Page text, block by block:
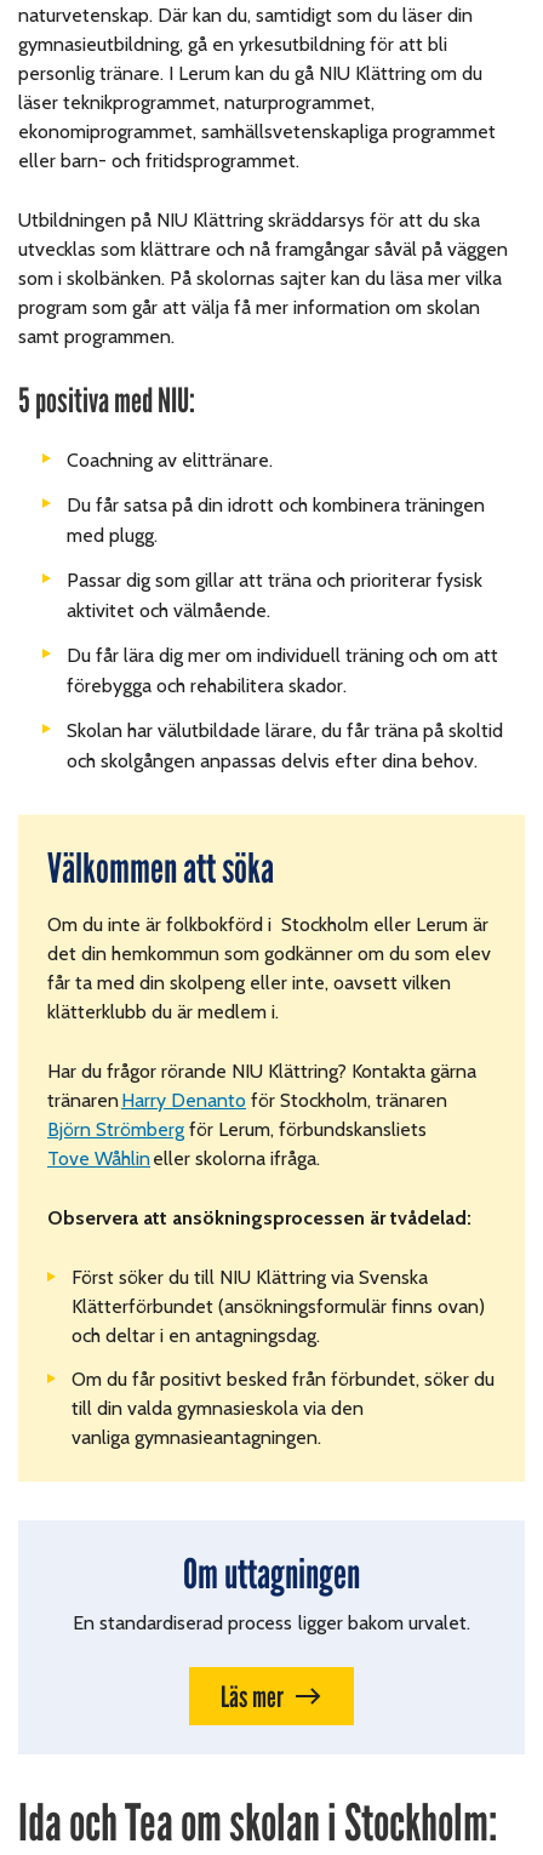
naturvetenskap. Där kan du, samtidigt som du läser din
gymnasieutbildning, gå en yrkesutbildning för att bli
personlig tränare. I Lerum kan du gå NIU Klättring om du
läser teknikprogrammet, naturprogrammet,
ekonomiprogrammet, samhällsvetenskapliga programmet
eller barn- och fritidsprogrammet.
Utbildningen på NIU Klättring skräddarsys för att du ska
utvecklas som klättrare och nå framgångar såväl på väggen
som i skolbänken. På skolornas sajter kan du läsa mer vilka
program som går att välja få mer information om skolan
samt programmen.
5 positiva med NIU:
Coachning av elittränare.
Du får satsa på din idrott och kombinera träningen
med plugg.
Passar dig som gillar att träna och prioriterar fysisk
aktivitet och välmående.
Du får lära dig mer om individuell träning och om att
förebygga och rehabilitera skador.
Skolan har välutbildade lärare, du får träna på skoltid
och skolgången anpassas delvis efter dina behov.
Välkommen att söka
Om du inte är folkbokförd i Stockholm eller Lerum är
det din hemkommun som godkänner om du som elev
får ta med din skolpeng eller inte, oavsett vilken
klätterklubb du är medlem i.
Har du frågor rörande NIU Klättring? Kontakta gärna
tränarenHarry Denanto för Stockholm, tränaren
Björn Strömberg för Lerum, förbundskansliets
Tove Wåhlineller skolorna ifråga.
Observera att ansökningsprocessen är tvådelad:
Först söker du till NIU Klättring via Svenska
Klätterförbundet (ansökningsformulär finns ovan)
och deltar i en antagningsdag.
Om du får positivt besked från förbundet, söker du
till din valda gymnasieskola via den
vanliga gymnasieantagningen.
Om uttagningen
En standardiserad process ligger bakom urvalet.
Läs mer
Ida och Tea om skolan i Stockholm: